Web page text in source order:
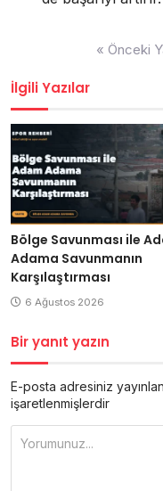
« Önceki
İlgili Yazılar
Bölge Savunması ile
Adama Savunmanın
Karşılaştırması
6 Ağustos 2026
Bir yanıt yazın
E-posta adresiniz
işaretlenmişlerdir